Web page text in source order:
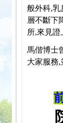
般外科,乳
層不斷下
所,來見證
馬偕博士
大家服務,
院